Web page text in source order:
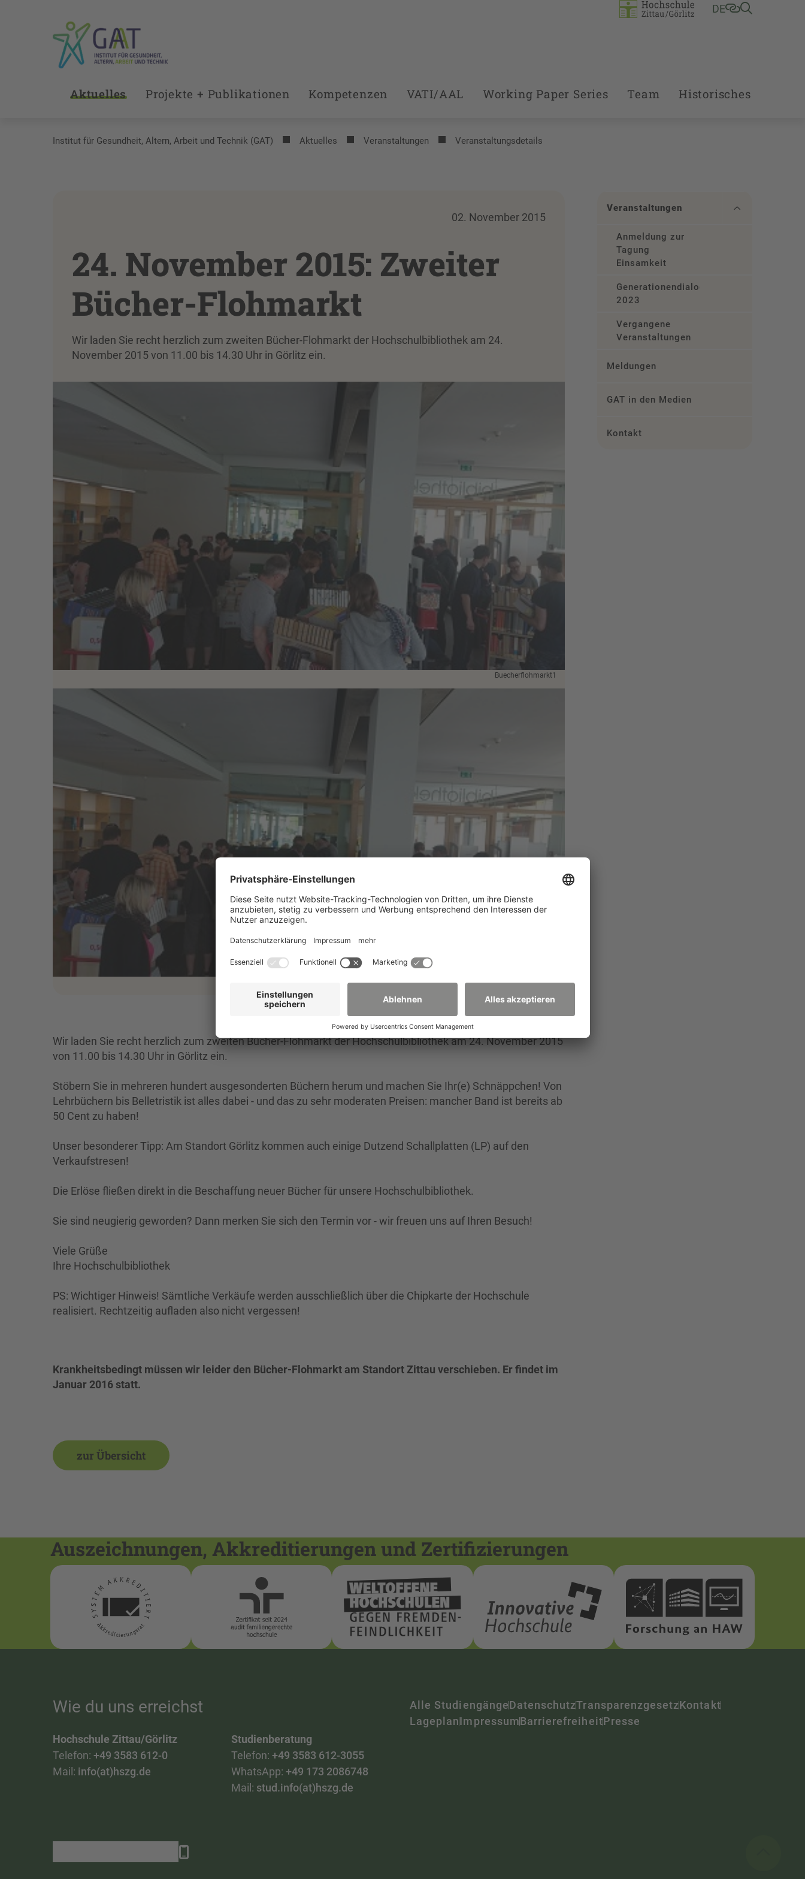
DE
Aktuelles Projekte + Publikationen Kompetenzen VATI/AAL Working Paper Series Team Historisches
Institut für Gesundheit, Altern, Arbeit und Technik (GAT) Aktuelles Veranstaltungen Veranstaltungsdetails
02. November 2015
24. November 2015: Zweiter
Bücher-Flohmarkt
Wir laden Sie recht herzlich zum zweiten Bücher-Flohmarkt der Hochschulbibliothek am 24.
November 2015 von 11.00 bis 14.30 Uhr in Görlitz ein.
Buecherflohmarkt1
Buecherflohmarkt1
Wir laden Sie recht herzlich zum zweiten Bücher-Flohmarkt der Hochschulbibliothek am 24. November 2015
von 11.00 bis 14.30 Uhr in Görlitz ein.
Stöbern Sie in mehreren hundert ausgesonderten Büchern herum und machen Sie Ihr(e) Schnäppchen! Von
Lehrbüchern bis Belletristik ist alles dabei - und das zu sehr moderaten Preisen: mancher Band ist bereits ab
50 Cent zu haben!
Unser besonderer Tipp: Am Standort Görlitz kommen auch einige Dutzend Schallplatten (LP) auf den
Verkaufstresen!
Die Erlöse fließen direkt in die Beschaffung neuer Bücher für unsere Hochschulbibliothek.
Sie sind neugierig geworden? Dann merken Sie sich den Termin vor - wir freuen uns auf Ihren Besuch!
Viele Grüße
Ihre Hochschulbibliothek
PS: Wichtiger Hinweis! Sämtliche Verkäufe werden ausschließlich über die Chipkarte der Hochschule
realisiert. Rechtzeitig aufladen also nicht vergessen!
Krankheitsbedingt müssen wir leider den Bücher-Flohmarkt am Standort Zittau verschieben. Er findet im
Januar 2016 statt.
zur Übersicht
Veranstaltungen
Anmeldung zur
Tagung
Einsamkeit
Generationendialog
2023
Vergangene
Veranstaltungen
Meldungen
GAT in den Medien
Kontakt
Auszeichnungen, Akkreditierungen und Zertifizierungen
Wie du uns erreichst
Hochschule Zittau/Görlitz
Telefon: +49 3583 612-0
Mail: info(at)hszg.de
Studienberatung
Telefon: +49 3583 612-3055
WhatsApp: +49 173 2086748
Mail: stud.info(at)hszg.de
Alle StudiengängeDatenschutzTransparenzgesetzKontakt
LageplanImpressumBarrierefreiheitPresse